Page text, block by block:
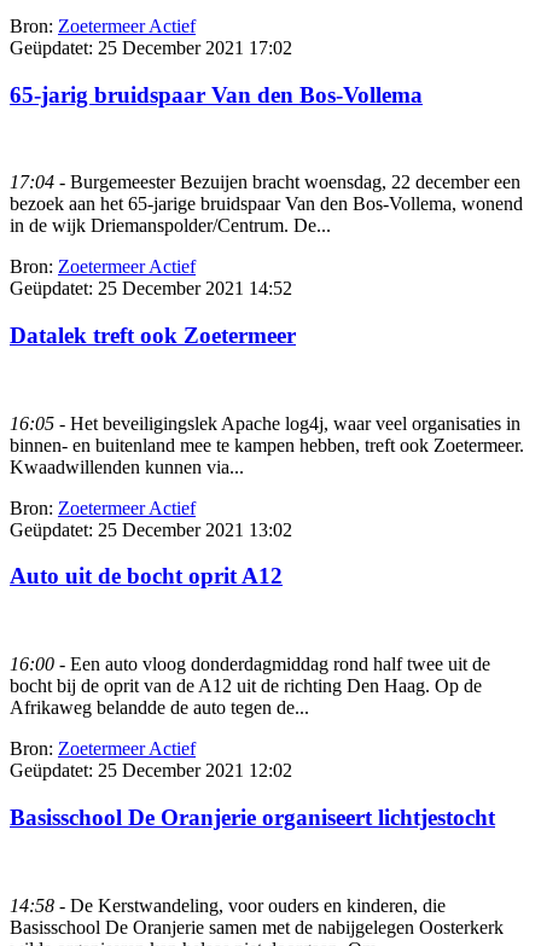
Bron: Zoetermeer Actief
Geüpdatet: 25 December 2021 17:02
65-jarig bruidspaar Van den Bos-Vollema
17:04 - Burgemeester Bezuijen bracht woensdag, 22 december een
bezoek aan het 65-jarige bruidspaar Van den Bos-Vollema, wonend
in de wijk Driemanspolder/Centrum. De...
Bron: Zoetermeer Actief
Geüpdatet: 25 December 2021 14:52
Datalek treft ook Zoetermeer
16:05 - Het beveiligingslek Apache log4j, waar veel organisaties in
binnen- en buitenland mee te kampen hebben, treft ook Zoetermeer.
Kwaadwillenden kunnen via...
Bron: Zoetermeer Actief
Geüpdatet: 25 December 2021 13:02
Auto uit de bocht oprit A12
16:00 - Een auto vloog donderdagmiddag rond half twee uit de
bocht bij de oprit van de A12 uit de richting Den Haag. Op de
Afrikaweg belandde de auto tegen de...
Bron: Zoetermeer Actief
Geüpdatet: 25 December 2021 12:02
Basisschool De Oranjerie organiseert lichtjestocht
14:58 - De Kerstwandeling, voor ouders en kinderen, die
Basisschool De Oranjerie samen met de nabijgelegen Oosterkerk